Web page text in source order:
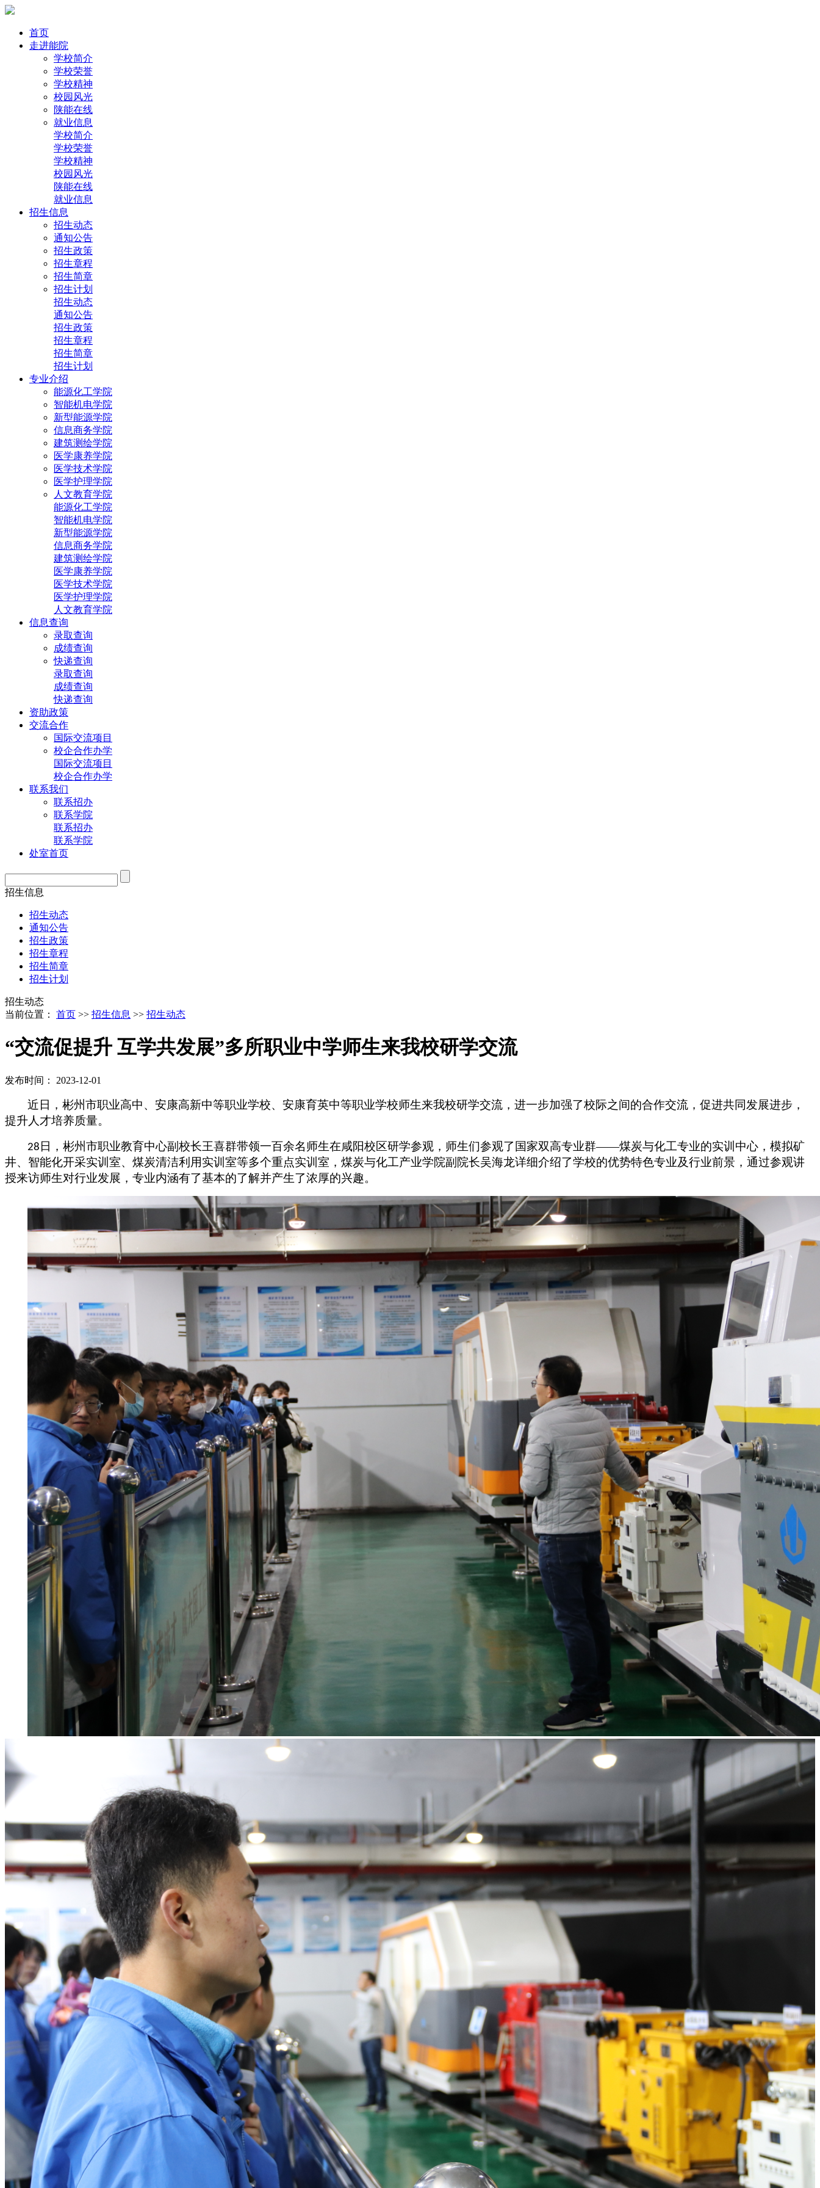
首页
走进能院
学校简介
学校荣誉
学校精神
校园风光
陕能在线
就业信息
学校简介
学校荣誉
学校精神
校园风光
陕能在线
就业信息
招生信息
招生动态
通知公告
招生政策
招生章程
招生简章
招生计划
招生动态
通知公告
招生政策
招生章程
招生简章
招生计划
专业介绍
能源化工学院
智能机电学院
新型能源学院
信息商务学院
建筑测绘学院
医学康养学院
医学技术学院
医学护理学院
人文教育学院
能源化工学院
智能机电学院
新型能源学院
信息商务学院
建筑测绘学院
医学康养学院
医学技术学院
医学护理学院
人文教育学院
信息查询
录取查询
成绩查询
快递查询
录取查询
成绩查询
快递查询
资助政策
交流合作
国际交流项目
校企合作办学
国际交流项目
校企合作办学
联系我们
联系招办
联系学院
联系招办
联系学院
处室首页
招生信息
招生动态
通知公告
招生政策
招生章程
招生简章
招生计划
招生动态
当前位置： 首页 >> 招生信息 >> 招生动态
“交流促提升 互学共发展”多所职业中学师生来我校研学交流
发布时间： 2023-12-01
近日，彬州市职业高中、安康高新中等职业学校、安康育英中等职业学校师生来我校研学交流，进一步加强了校际之间的合作交流，促进共同发展进步，
提升人才培养质量。
28 日，彬州市职业教育中心副校长王喜群带领一百余名师生在咸阳校区研学参观，师生们参观了国家双高专业群——煤炭与化工专业的实训中心，模拟矿
井、智能化开采实训室、煤炭清洁利用实训室等多个重点实训室，煤炭与化工产业学院副院长吴海龙详细介绍了学校的优势特色专业及行业前景，通过参观讲
授来访师生对行业发展，专业内涵有了基本的了解并产生了浓厚的兴趣。